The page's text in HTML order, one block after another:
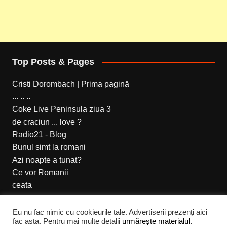
Top Posts & Pages
Cristi Dorombach | Prima pagină
... .. ..
Coke Live Peninsula ziua 3
de craciun ... love ?
Radio21 - Blog
Bunul simt la romani
Azi noapte a tunat?
Ce vor Romanii
ceata
Setari internet Vodafone Live prepaid
Eu nu fac nimic cu cookieurile tale. Advertiserii prezenți aici
fac asta. Pentru mai multe detalii urmărește materialul.